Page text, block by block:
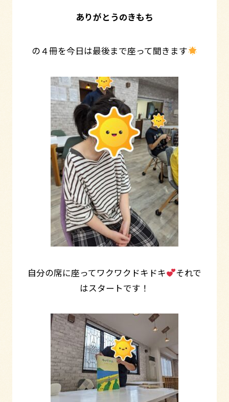
ありがとうのきもち
の４冊を今日は最後まで座って聞きます
自分の席に座ってワクワクドキドキ
それで
はスタートです！